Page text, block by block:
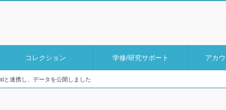
コレクション 学修/研究サポート アカ
と連携し、データを公開しました